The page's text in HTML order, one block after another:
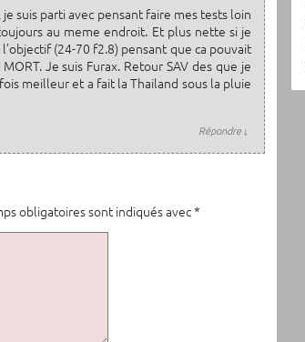
suis parti avec pensant faire mes tests loin
au meme endroit. Et plus nette si je
(24-70 f2.8) pensant que ca pouvait
Je suis Furax. Retour SAV des que je
meilleur et a fait la Thailand sous la pluie
Répondre↓
obligatoires sont indiqués avec*